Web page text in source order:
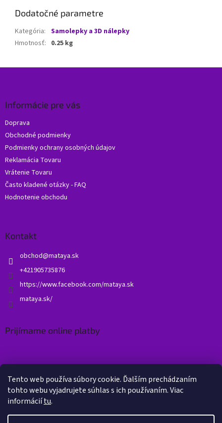
Tento web používa súbory cookie. Ďalším prechádzaním
tohto webu vyjadrujete súhlas s ich používaním. Viac
informáciítu.
Dodatočné parametre
Kategória: Samolepky a 3D nálepky
Hmotnosť: 0.25 kg
Informácie pre vás
Doprava
Obchodné podmienky
Podmienky ochrany osobných údajov
Reklamácia Tovaru
Vrátenie Tovaru
Často kladené otázky - FAQ
Hodnotenie obchodu
Kontakt
obchod@mataya.sk
+421905735876
https://www.facebook.com/mataya.sk
mataya.sk/
Prijímame online platby